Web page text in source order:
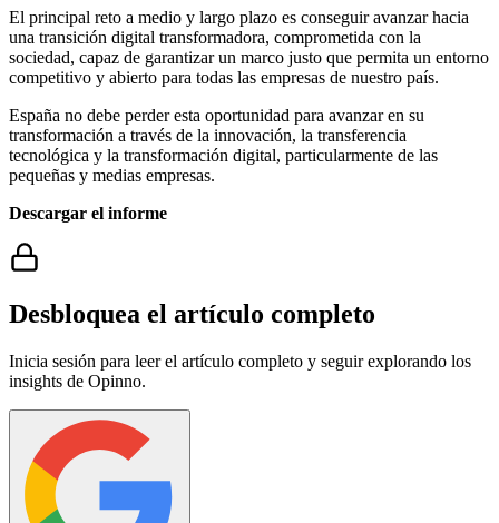
El principal reto a medio y largo plazo es conseguir avanzar hacia
una transición digital transformadora, comprometida con la
sociedad, capaz de garantizar un marco justo que permita un entorno
competitivo y abierto para todas las empresas de nuestro país.
España no debe perder esta oportunidad para avanzar en su
transformación a través de la innovación, la transferencia
tecnológica y la transformación digital, particularmente de las
pequeñas y medias empresas.
Descargar el informe
Desbloquea el artículo completo
Inicia sesión para leer el artículo completo y seguir explorando los
insights de Opinno.